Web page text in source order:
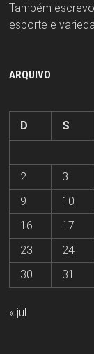
Também
esporte e
ARQUIVO
D
S
2
3
9
10
16
17
23
24
30
31
« jul